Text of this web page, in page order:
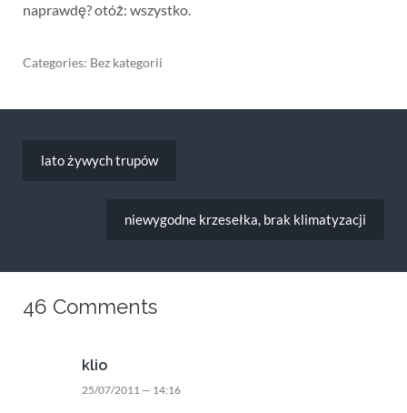
naprawdę? otóż: wszystko.
Categories: Bez kategorii
wpisu
lato żywych trupów
niewygodne krzesełka, brak klimatyzacji
46 Comments
klio
25/07/2011 — 14:16